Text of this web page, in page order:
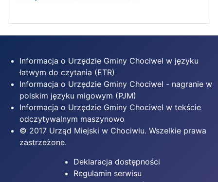
Informacja o Urzędzie Gminy Chociwel w języku
łatwym do czytania (ETR)
Informacja o Urzędzie Gminy Chociwel - nagranie w
polskim języku migowym (PJM)
Informacja o Urzędzie Gminy Chociwel w tekście
odczytywalnym maszynowo
© 2017 Urząd Miejski w Chociwlu. Wszelkie prawa
zastrzeżone.
Deklaracja dostępności
Regulamin serwisu